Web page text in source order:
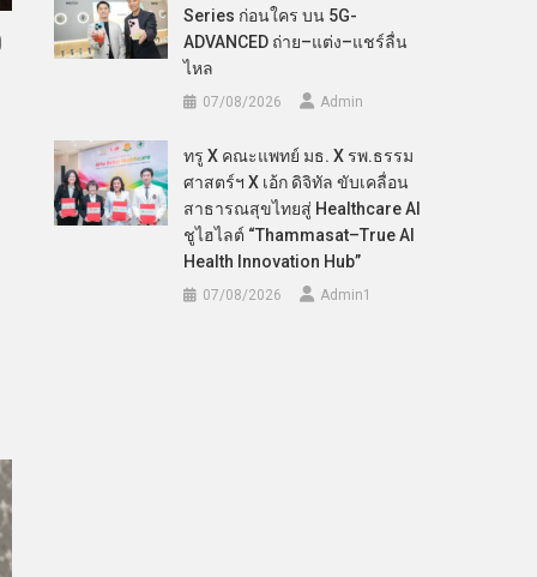
Series ก่อนใคร บน 5G-
ADVANCED ถ่าย–แต่ง–แชร์ลื่น
ไหล
07/08/2026 Admin
ทรู X คณะแพทย์ มธ. X รพ.ธรรม
ศาสตร์ฯ X เอ้ก ดิจิทัล ขับเคลื่อน
สาธารณสุขไทยสู่ Healthcare AI
ชูไฮไลต์ “Thammasat–True AI
Health Innovation Hub”
07/08/2026 Admin​1